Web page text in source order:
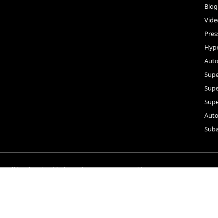
Blog
Política de privacidad Quienes somos Cookies Contacto